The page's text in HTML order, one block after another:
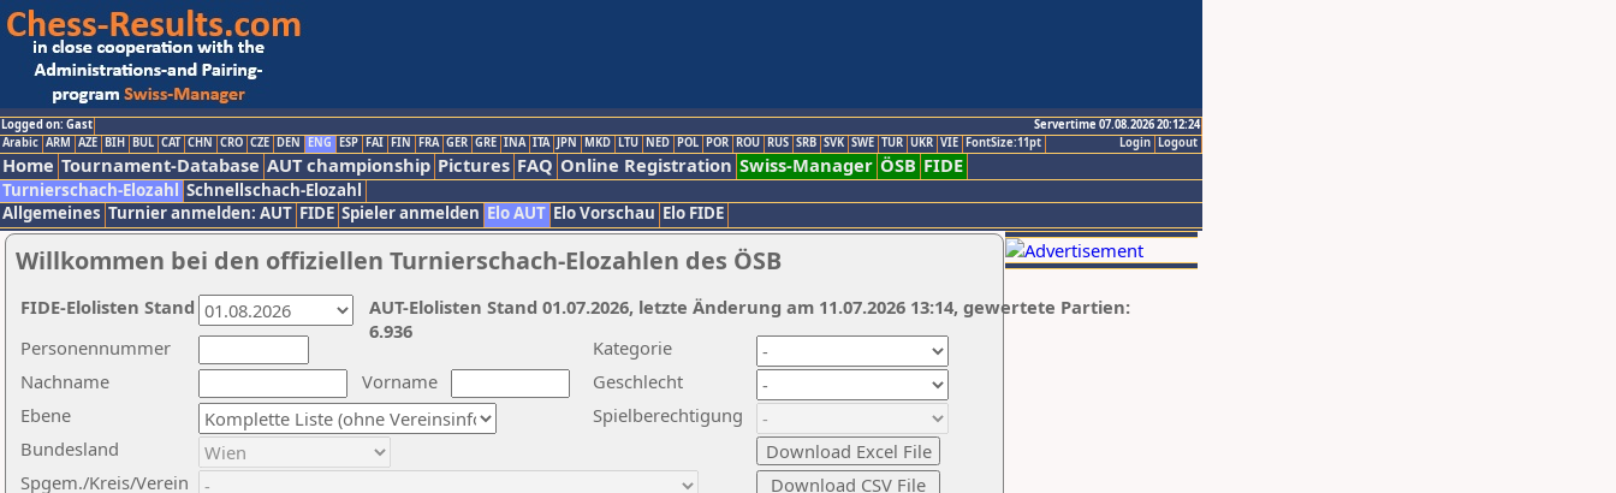
Logged on: Gast
Servertime 07.08.2026 20:12:24
Logout
Login
Arabic ARM AZE BIH BUL CAT CHN CRO CZE DEN ENG ESP FAI FIN FRA GER GRE INA ITA JPN MKD LTU NED POL POR ROU RUS SRB SVK SWE TUR UKR VIE FontSize:11pt
Home Tournament-Database AUT championship Pictures FAQ Online Registration Swiss-Manager ÖSB FIDE
Turnierschach-Elozahl Schnellschach-Elozahl
Allgemeines Turnier anmelden: AUT FIDE Spieler anmelden Elo AUT Elo Vorschau Elo FIDE
Willkommen bei den offiziellen Turnierschach-Elozahlen des ÖSB
Nachname
Vorname
Ebene
Kategorie
Personennummer
Bundesland
Spgem./Kreis/Verein
Geschlecht
Spielberechtigung
AUT-Elolisten Stand 01.07.2026, letzte Änderung am 11.07.2026 13:14, gewertete Partien:
6.936
FIDE-Elolisten Stand